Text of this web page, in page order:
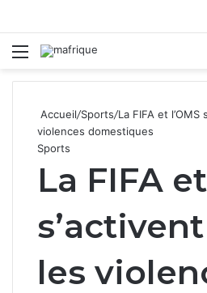
Menu
Accueil/Sports/La FIFA et
violences domestiques
Sports
La FIFA
les